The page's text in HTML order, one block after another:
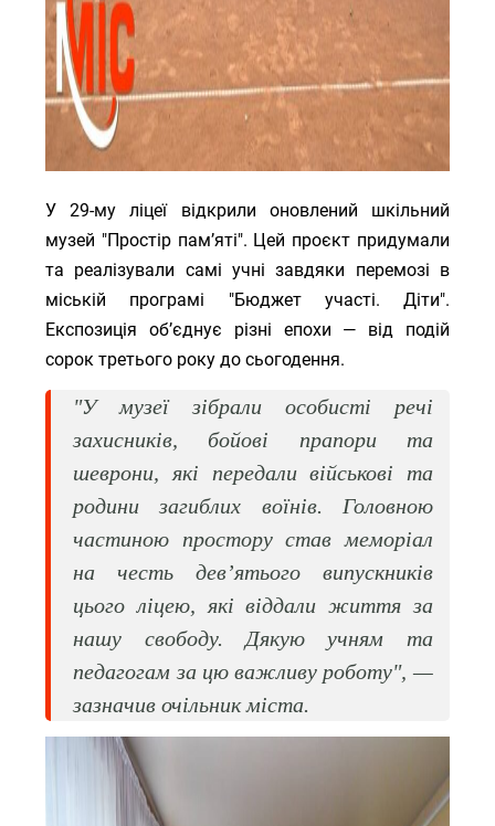
У 29-му ліцеї відкрили оновлений шкільний
музей "Простір пам’яті". Цей проєкт придумали
та реалізували самі учні завдяки перемозі в
міській програмі "Бюджет участі. Діти".
Експозиція об’єднує різні епохи — від подій
сорок третього року до сьогодення.
"У музеї зібрали особисті речі
захисників, бойові прапори та
шеврони, які передали військові та
родини загиблих воїнів. Головною
частиною простору став меморіал
на честь дев’ятього випускників
цього ліцею, які віддали життя за
нашу свободу. Дякую учням та
педагогам за цю важливу роботу", —
зазначив очільник міста.